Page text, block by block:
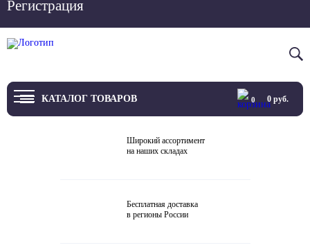
Регистрация
Вход
КАТАЛОГ ТОВАРОВ 0 0руб.
Широкий ассортимент
на наших складах
Бесплатная доставка
в регионы России